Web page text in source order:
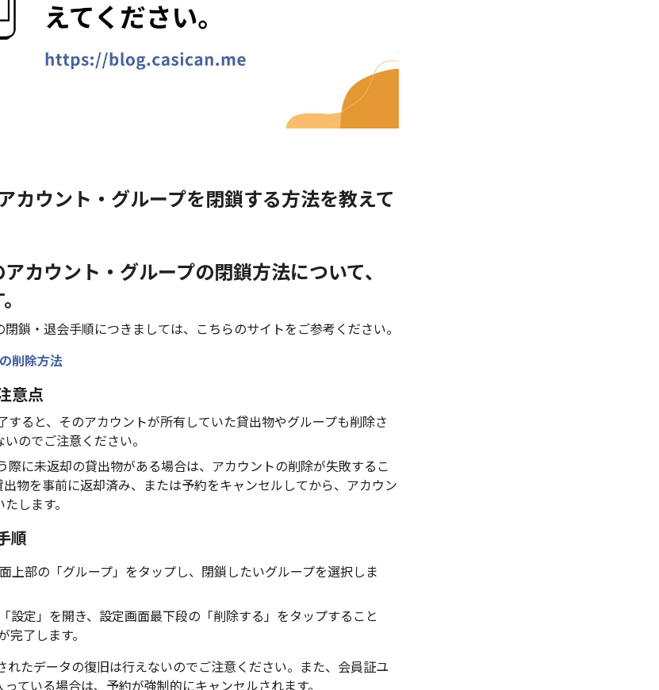
カウント・グループを閉鎖する方法を教えて
カウント・グループの閉鎖方法について、
鎖・退会手順につきましては、こちらのサイトをご参考ください。
削除方法
意点
ると、そのアカウントが所有していた貸出物やグループも削除さ
のでご注意ください。
に未返却の貸出物がある場合は、アカウントの削除が失敗するこ
物を事前に返却済み、または予約をキャンセルしてから、アカウン
します。
順
上部の「グループ」をタップし、閉鎖したいグループを選択しま
設定」を開き、設定画面最下段の「削除する」をタップすること
完了します。
たデータの復旧は行えないのでご注意ください。また、会員証ユ
ている場合は、予約が強制的にキャンセルされます。